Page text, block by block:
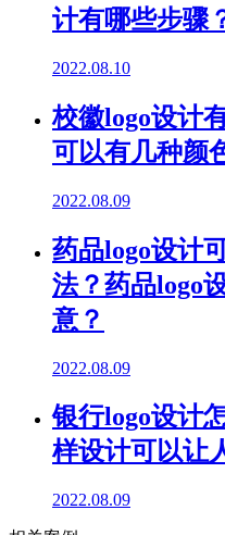
计有哪些步骤
2022.08.10
校徽logo设计
可以有几种颜
2022.08.09
药品logo设计
法？药品logo
意？
2022.08.09
银行logo设计
样设计可以让
2022.08.09